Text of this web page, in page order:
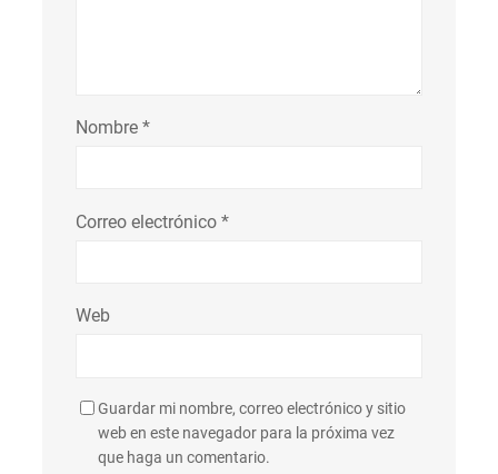
Nombre *
Correo electrónico *
Web
Guardar mi nombre, correo electrónico y sitio
web en este navegador para la próxima vez
que haga un comentario.